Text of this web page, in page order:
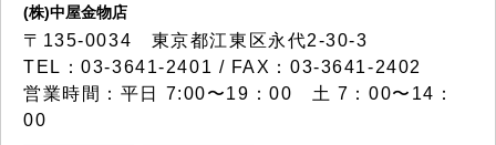
(株)中屋金物店
〒135-0034 東京都江東区永代2-30-3
TEL：03-3641-2401 / FAX：03-3641-2402
営業時間：平日 7:00〜19：00 土 7：00〜14：
00